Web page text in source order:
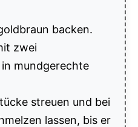
backen.
zwei
mundgerechte
streuen und bei
lassen, bis er